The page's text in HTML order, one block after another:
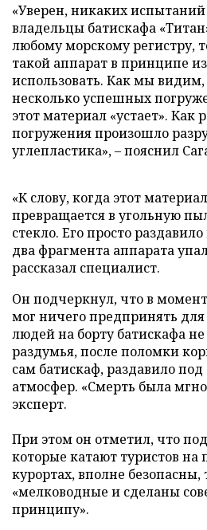
«Уверен, никаких
владельцы батискафа
любому морскому регистру,
такой аппарат в принципе
использовать. Как мы
несколько успешных
этот материал «устает». Как
погружения произошло
углепластика», – пояснил
«К слову, когда этот
превращается в угольную
стекло. Его просто
два фрагмента аппарата
рассказал специалист.
Он подчеркнул, что в
мог ничего предпринять для
людей на борту батискафа
раздумья, после поломки
сам батискаф, раздавило
атмосфер. «Смерть была
эксперт.
При этом он отметил, что
которые катают туристов на
курортах, вполне безопасны,
«мелководные и сделаны
принципу».